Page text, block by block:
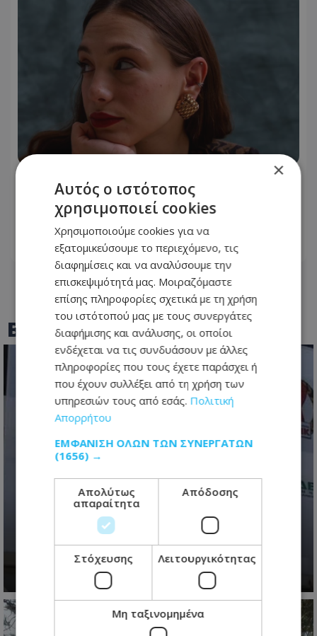
Κορίνα Σακελλαροπούλου: Η κόρη του
Μένιου Σακελλαρόπουλου στα Δύο
μαύρα πουκάμισα
05.08.2026 - 08:25
BEST OFTOTHEMAONLINE
Η ΕΔΕΚ στην κρισιμότερη καμπή της
ιστορίας της- Από την κρίση
ηγεσίας στη μάχη της 5ης
Σεπτεμβρίου - Οι υποψήφιοι για
την προεδρία
06.08.2026 - 06:28
×
Αυτός ο ιστότοπος
χρησιμοποιεί cookies
Χρησιμοποιούμε cookies για να
εξατομικεύσουμε το περιεχόμενο, τις
διαφημίσεις και να αναλύσουμε την
επισκεψιμότητά μας. Μοιραζόμαστε
επίσης πληροφορίες σχετικά με τη χρήση
του ιστότοπού μας με τους συνεργάτες
διαφήμισης και ανάλυσης, οι οποίοι
ενδέχεται να τις συνδυάσουν με άλλες
πληροφορίες που τους έχετε παράσχει ή
που έχουν συλλέξει από τη χρήση των
υπηρεσιών τους από εσάς. Πολιτική
Απορρήτου
ΕΜΦΆΝΙΣΗ ΌΛΩΝ ΤΩΝ ΣΥΝΕΡΓΑΤΏΝ
(1656) →
Απολύτως
απαραίτητα
Απόδοσης
Στόχευσης Λειτουργικότητας
Μη ταξινομημένα